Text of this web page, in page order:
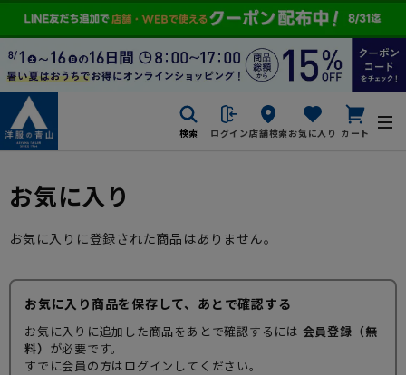
検索 ログイン店舗検索お気に入り カート
お気に入り
お気に入りに登録された商品はありません。
お気に入り商品を保存して、あとで確認する
お気に入りに追加した商品をあとで確認するには 会員登録（無
料） が必要です。
すでに会員の方はログインしてください。